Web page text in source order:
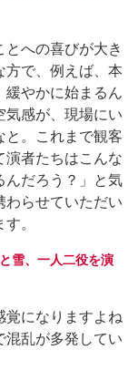
への喜びが大き
方で、例えば、本
緩やかに始まるん
気感が、現場にい
と。これまで観客
演者たちはこんな
んだろう？」と気
わらせていただい
。
雪、一人二役を演
になりますよね
混乱が多発してい